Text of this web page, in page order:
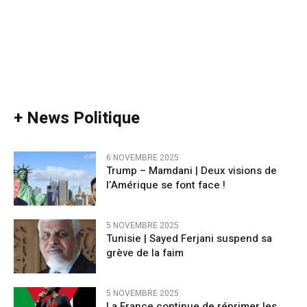
+ News Politique
6 NOVEMBRE 2025
Trump – Mamdani | Deux visions de
l’Amérique se font face !
5 NOVEMBRE 2025
Tunisie | Sayed Ferjani suspend sa
grève de la faim
5 NOVEMBRE 2025